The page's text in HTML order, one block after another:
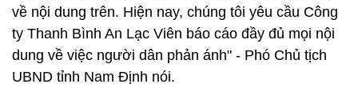
về nội dung trên. Hiện nay, chúng tôi yêu cầu Công
ty Thanh Bình An Lạc Viên báo cáo đầy đủ mọi nội
dung về việc người dân phản ánh" - Phó Chủ tịch
UBND tỉnh Nam Định nói.